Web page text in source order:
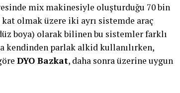
mix makinesiyle oluşturduğu 70 bin
olmak üzere iki ayrı sistemde araç
boya) olarak bilinen bu sistemler farklı
kendinden parlak alkid kullanılırken,
DYO Bazkat, daha sonra üzerine uygun